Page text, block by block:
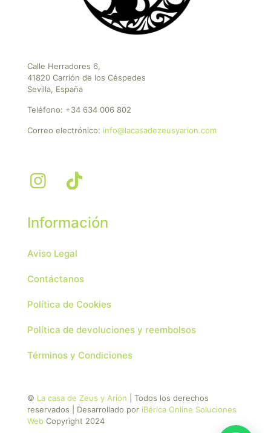
Calle Herradores 6,
41820 Carrión de los Céspedes
Sevilla, España
Teléfono: +34 634 006 802
Correo electrónico: info@lacasadezeusyarion.com
Información
Aviso Legal
Contáctanos
Política de Cookies
Política de devoluciones y reembolsos
Términos y Condiciones
© La casa de Zeus y Arión | Todos los derechos
reservados | Desarrollado por iBérica Online Soluciones
Web Copyright 2024